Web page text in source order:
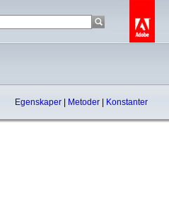
Egenskaper Metoder Konstanter